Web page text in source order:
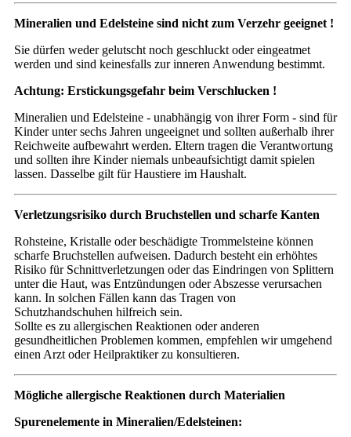
Mineralien und Edelsteine sind nicht zum Verzehr geeignet !
Sie dürfen weder gelutscht noch geschluckt oder eingeatmet
werden und sind keinesfalls zur inneren Anwendung bestimmt.
Achtung: Erstickungsgefahr beim Verschlucken !
Mineralien und Edelsteine - unabhängig von ihrer Form - sind für
Kinder unter sechs Jahren ungeeignet und sollten außerhalb ihrer
Reichweite aufbewahrt werden. Eltern tragen die Verantwortung
und sollten ihre Kinder niemals unbeaufsichtigt damit spielen
lassen. Dasselbe gilt für Haustiere im Haushalt.
Verletzungsrisiko durch Bruchstellen und scharfe Kanten
Rohsteine, Kristalle oder beschädigte Trommelsteine können
scharfe Bruchstellen aufweisen. Dadurch besteht ein erhöhtes
Risiko für Schnittverletzungen oder das Eindringen von Splittern
unter die Haut, was Entzündungen oder Abszesse verursachen
kann. In solchen Fällen kann das Tragen von
Schutzhandschuhen hilfreich sein.
Sollte es zu allergischen Reaktionen oder anderen
gesundheitlichen Problemen kommen, empfehlen wir umgehend
einen Arzt oder Heilpraktiker zu konsultieren.
Mögliche allergische Reaktionen durch Materialien
Spurenelemente in Mineralien/Edelsteinen: